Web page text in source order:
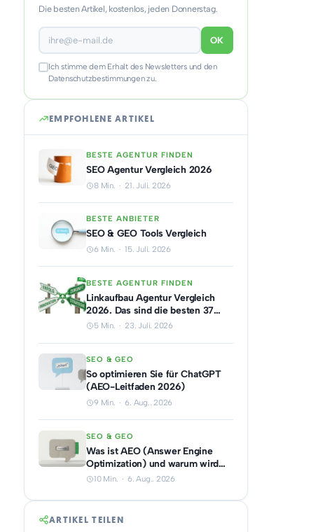
Die besten Artikel, kostenlos, jeden Donnerstag.
OK
Ich stimme dem Erhalt des Newsletters und den
Datenschutzbestimmungen zu.
EMPFOHLENE ARTIKEL
BESTE AGENTUR FINDEN
SEO Agentur Vergleich 2026
8 Min. · 21. Juli. 2026
BESTE ANBIETER
SEO & GEO Tools Vergleich
6 Min. · 15. Juli. 2026
BESTE AGENTUR FINDEN
Linkaufbau Agentur Vergleich
2026. Das sind die besten 37
Anbieter.
5 Min. · 23. Juli. 2026
SEO & GEO
So optimieren Sie für ChatGPT
(AEO-Leitfaden 2026)
9 Min. · 6. Aug.. 2026
SEO & GEO
Was ist AEO (Answer Engine
Optimization) und warum wird
sie wichtiger als SEO?
10 Min. · 6. Aug.. 2026
ARTIKEL TEILEN